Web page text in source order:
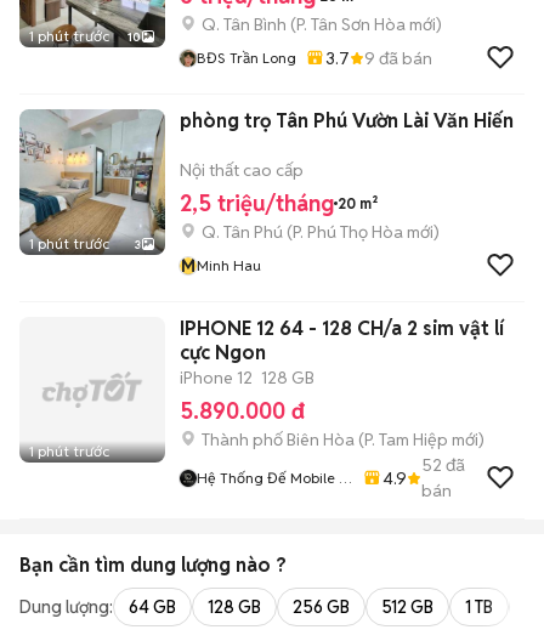
1 phút trước 10
Q. Tân Bình (P. Tân Sơn Hòa mới)
BĐS Trần Long 3.7 9 đã bán
1 phút trước 3
phòng trọ Tân Phú Vườn Lài Văn Hiến
Nội thất cao cấp
2,5 triệu/tháng 20 m²
Q. Tân Phú (P. Phú Thọ Hòa mới)
MMinh Hau
1 phút trước
IPHONE 12 64 - 128 CH/a 2 sim vật lí
cực Ngon
iPhone 12 128 GB
5.890.000 đ
Thành phố Biên Hòa (P. Tam Hiệp mới)
Hệ Thống Đế Mobile -
4.9
52 đã
bán
Bạn cần tìm dung lượng nào ?
Dung lượng: 64 GB 128 GB 256 GB 512 GB 1 TB